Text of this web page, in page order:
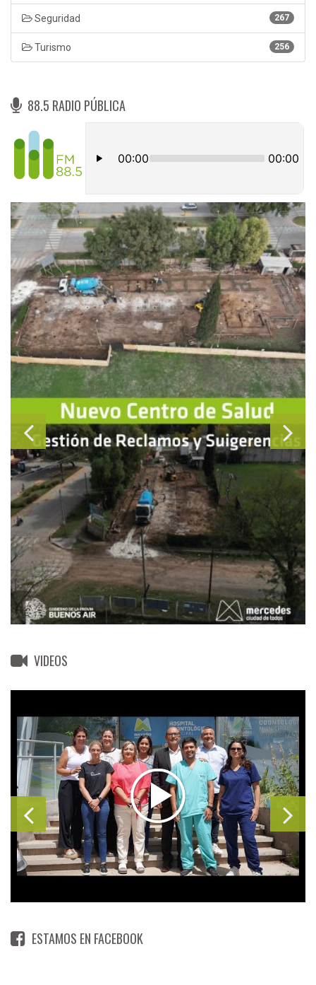
267
Seguridad
256
Turismo
88.5 RADIO PÚBLICA
VIDEOS
ESTAMOS EN FACEBOOK